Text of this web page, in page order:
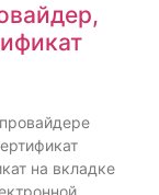
на вкладке